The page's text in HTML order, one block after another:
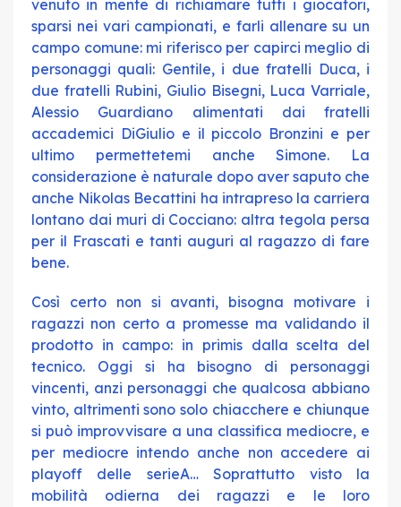
venuto in mente di richiamare tutti i giocatori,
sparsi nei vari campionati, e farli allenare su un
campo comune: mi riferisco per capirci meglio di
personaggi quali: Gentile, i due fratelli Duca, i
due fratelli Rubini, Giulio Bisegni, Luca Varriale,
Alessio Guardiano alimentati dai fratelli
accademici DiGiulio e il piccolo Bronzini e per
ultimo permettetemi anche Simone. La
considerazione è naturale dopo aver saputo che
anche Nikolas Becattini ha intrapreso la carriera
lontano dai muri di Cocciano: altra tegola persa
per il Frascati e tanti auguri al ragazzo di fare
bene.
Così certo non si avanti, bisogna motivare i
ragazzi non certo a promesse ma validando il
prodotto in campo: in primis dalla scelta del
tecnico. Oggi si ha bisogno di personaggi
vincenti, anzi personaggi che qualcosa abbiano
vinto, altrimenti sono solo chiacchere e chiunque
si può improvvisare a una classifica mediocre, e
per mediocre intendo anche non accedere ai
playoff delle serieA… Soprattutto visto la
mobilità odierna dei ragazzi e le loro